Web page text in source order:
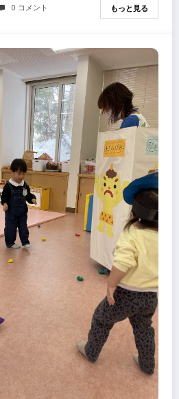
0 コメント もっと見る